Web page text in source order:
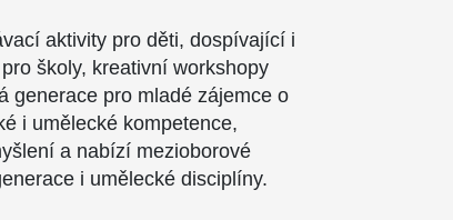
aktivity pro děti, dospívající i
školy, kreativní workshopy
generace pro mladé zájemce o
i umělecké kompetence,
a nabízí mezioborové
i umělecké disciplíny.